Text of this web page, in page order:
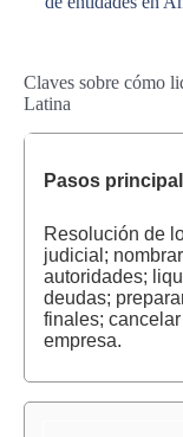
Claves sobre cómo
Latina
Pasos
Resolución de
judicial;
autoridades;
deudas;
finales;
empresa.